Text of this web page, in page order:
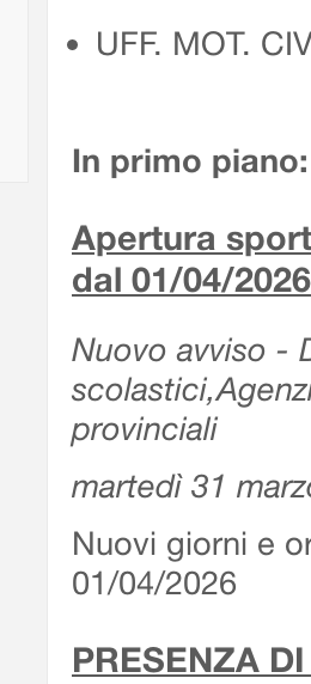
UFF. MOT.
In primo piano:
Apertura
dal 01/04/2026
Nuovo avviso -
provinciali
martedì 31
Nuovi giorni e
01/04/2026
PRESENZA